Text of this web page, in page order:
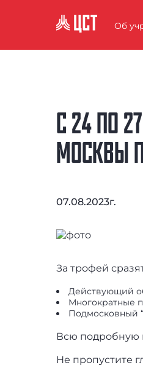
Об
FAQ
С 24 ПО
МОСКВЫ
07.08.2023г.
За трофей
Действующий
Многократные
Подмосковный
Всю подробную
Не пропустите